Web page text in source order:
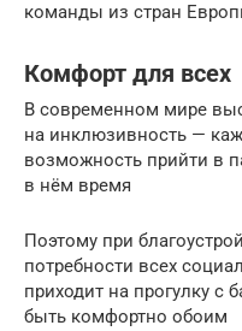
команды из стран
Комфорт для всех
В современном мире
на инклюзивность —
возможность прийти в
в нём время
Поэтому при
потребности всех
приходит на прогулку с
быть комфортно обоим